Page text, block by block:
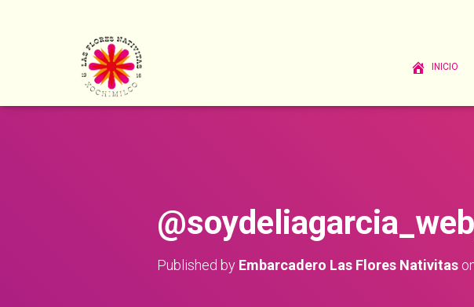
INICIO
Published by Embarcadero Las Flores Nativitas